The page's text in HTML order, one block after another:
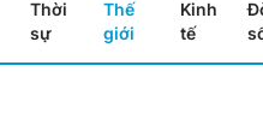
Thời
sự
Thế
giới
Kinh
tế